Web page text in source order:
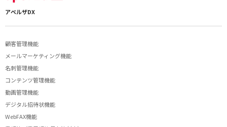
アペルザDX
顧客管理機能
メールマーケティング機能
名刺管理機能
コンテンツ管理機能
動画管理機能
デジタル招待状機能
WebFAX機能